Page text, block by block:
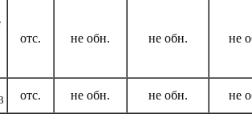
отс. не обн. не обн. не
отс. не обн. не обн. не